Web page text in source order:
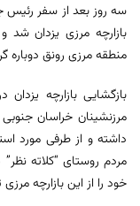
سه روز بعد از سفر رئیس
بازارچه مرزی یزدان
منطقه مرزی رونق دوباره
بازگشایی بازارچه
مرزنشینان خراسان
داشته و از طرفی مورد
مردم روستای “کلاته
خود را از این بازارچه